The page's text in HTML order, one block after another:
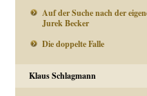
Auf der Suche nach der
Jurek Becker
Die doppelte Falle
Klaus Schlagmann